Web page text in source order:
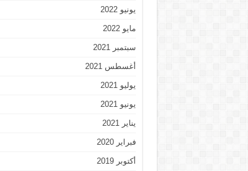
يونيو 2022
مايو 2022
سبتمبر 2021
أغسطس 2021
يوليو 2021
يونيو 2021
يناير 2021
فبراير 2020
أكتوبر 2019